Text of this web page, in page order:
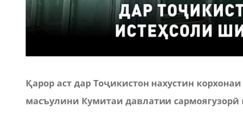
Қарор аст дар Тоҷикистон нахустин
масъулини Кумитаи давлатии